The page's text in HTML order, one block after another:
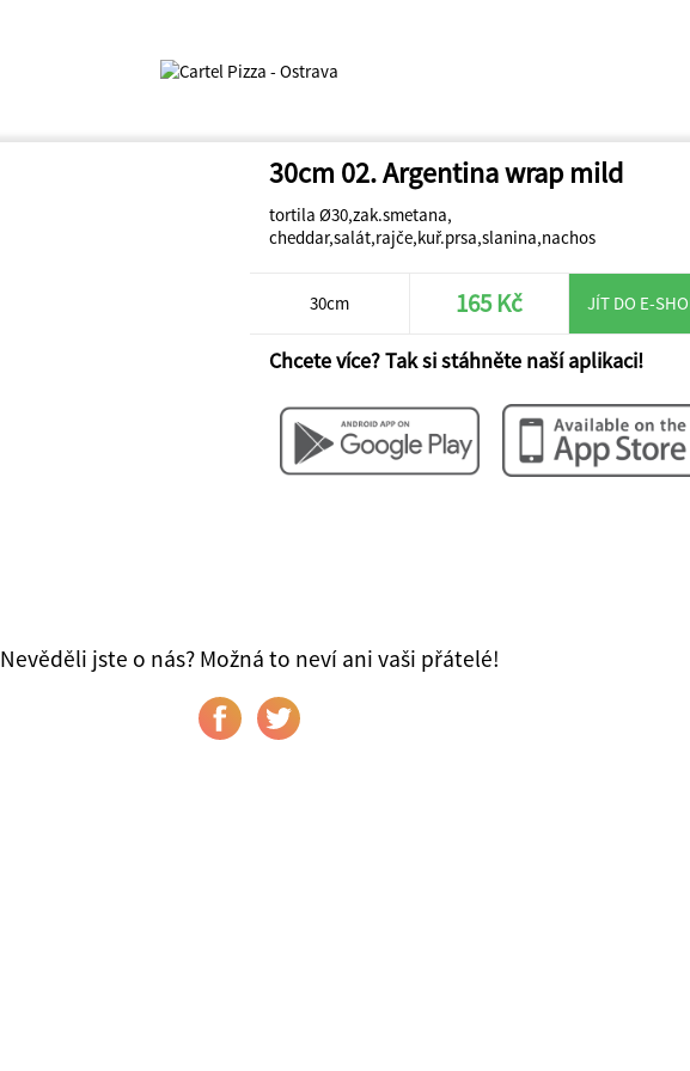
30cm 02. Argentina wrap mild
tortila Ø30,zak.smetana,
cheddar,salát,rajče,kuř.prsa,slanina,nachos
30cm 165 Kč JÍT DO E-
Chcete více? Tak si stáhněte naší aplikaci!
Nevěděli jste o nás? Možná to neví ani vaši přátelé!